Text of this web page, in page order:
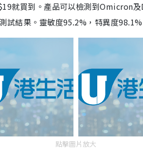
就買到。產品可以檢測到Omicron
試結果。靈敏度95.2%，特異度98.1%
點擊圖片放大